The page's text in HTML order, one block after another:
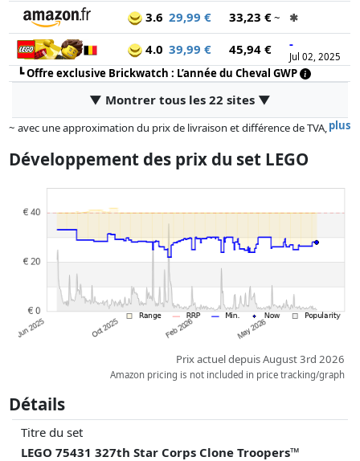
3.6 29,99 € 33,23 €~ ✱
4.0 39,99 € 45,94 € -
Jul 02, 2025
┗Offre exclusive Brickwatch : L’année du Cheval GWP
▼ Montrer tous les 22 sites ▼
plus
~ avec une approximation du prix de livraison et différence de TVA,
Les prix et la disponibilité peuvent avoir changé depuis la dernière mise
que les réalisations historiques peuvent influencer l'ordre.
Développement des prix du set LEGO
Prix actuel depuis August 3rd 2026
Amazon pricing is not included in price tracking/graph
Détails
Titre du set
LEGO 75431 327th Star Corps Clone Troopers™